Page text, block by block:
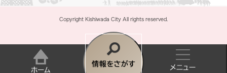
情
Copyright Kishiwada City All rights reserved.